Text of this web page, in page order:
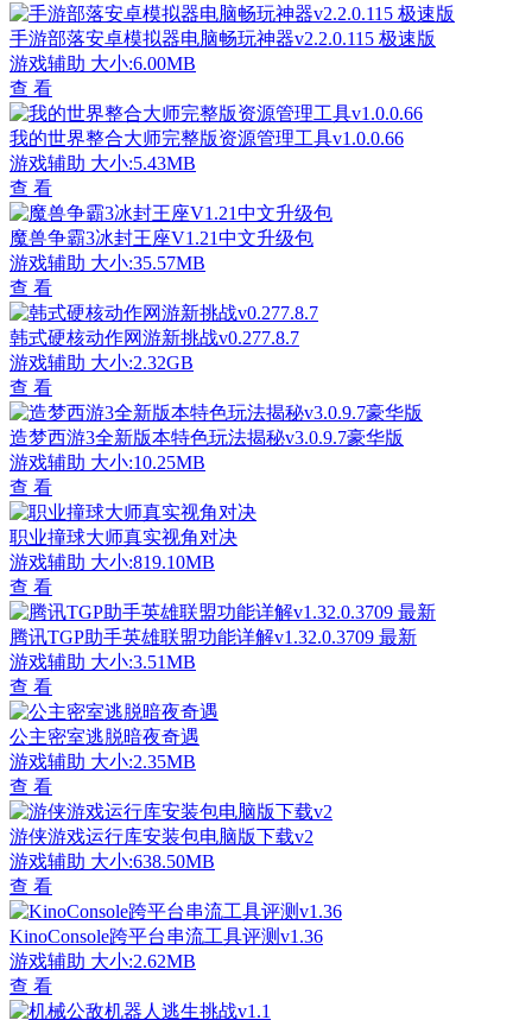
手游部落安卓模拟器电脑畅玩神器v2.2.0.115 极速版
游戏辅助 大小:6.00MB
查 看
我的世界整合大师完整版资源管理工具v1.0.0.66
游戏辅助 大小:5.43MB
查 看
魔兽争霸3冰封王座V1.21中文升级包
游戏辅助 大小:35.57MB
查 看
韩式硬核动作网游新挑战v0.277.8.7
游戏辅助 大小:2.32GB
查 看
造梦西游3全新版本特色玩法揭秘v3.0.9.7豪华版
游戏辅助 大小:10.25MB
查 看
职业撞球大师真实视角对决
游戏辅助 大小:819.10MB
查 看
腾讯TGP助手英雄联盟功能详解v1.32.0.3709 最新
游戏辅助 大小:3.51MB
查 看
公主密室逃脱暗夜奇遇
游戏辅助 大小:2.35MB
查 看
游侠游戏运行库安装包电脑版下载v2
游戏辅助 大小:638.50MB
查 看
KinoConsole跨平台串流工具评测v1.36
游戏辅助 大小:2.62MB
查 看